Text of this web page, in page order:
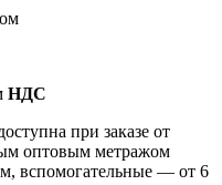
НДС
при заказе от
оптовым метражом
вспомогательные — от 6